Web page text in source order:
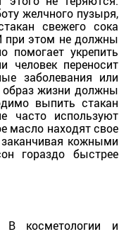
желчного пузыря,
свежего сока
при этом не должны
помогает укрепить
человек переносит
заболевания или
жизни должны
выпить стакан
часто используют
масло находят свое
кожными
гораздо быстрее
косметологии и